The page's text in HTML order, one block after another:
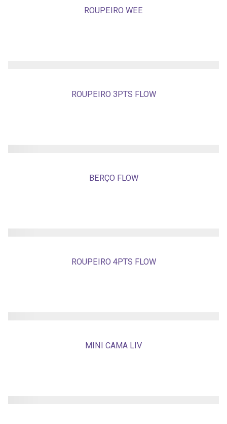
ROUPEIRO WEE
ROUPEIRO 3PTS FLOW
BERÇO FLOW
ROUPEIRO 4PTS FLOW
MINI CAMA LIV